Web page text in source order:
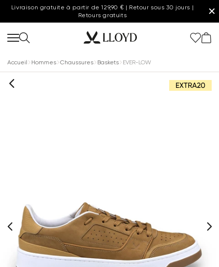
Livraison gratuite à partir de 129,90 € | Retour sous 30 jours |
Retours gratuits
✕
Accueil Hommes Chaussures Baskets EVER-LOW